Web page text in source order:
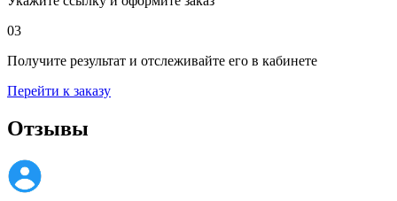
03
Получите результат и отслеживайте его в кабинете
Перейти к заказу
Отзывы